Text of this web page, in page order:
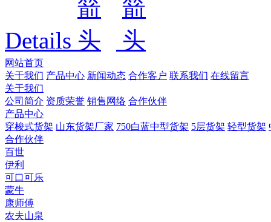
Details
网站首页
关于我们 产品中心 新闻动态 合作客户 联系我们 在线留言
关于我们
公司简介 资质荣誉 销售网络 合作伙伴
产品中心
穿梭式货架 山东货架厂家 750白蓝中型货架 5层货架 轻型货架
合作伙伴
百世
伊利
可口可乐
蒙牛
康师傅
农夫山泉